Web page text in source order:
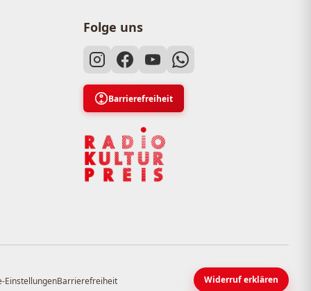
Folge uns
Barrierefreiheit
EinstellungenBarrierefreiheit Widerruf erklären